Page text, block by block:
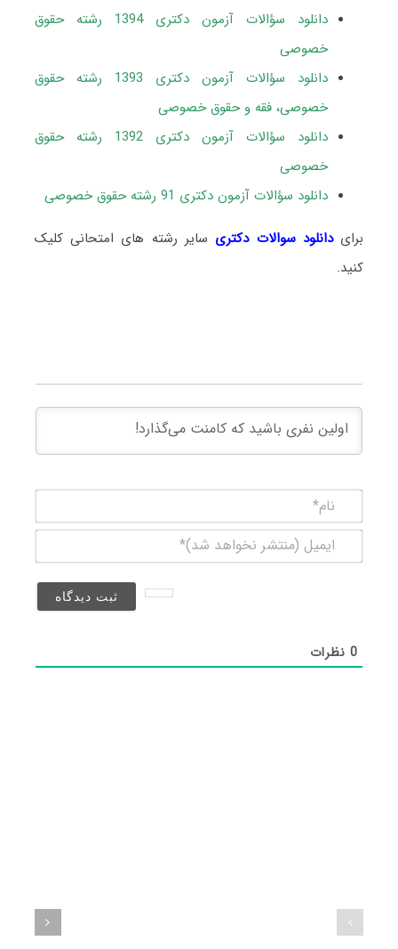
دانلود سؤالات آزمون دکتری 1394 رشته حقوق
خصوصی
دانلود سؤالات آزمون دکتری 1393 رشته حقوق
خصوصی، فقه و حقوق خصوصی
دانلود سؤالات آزمون دکتری 1392 رشته حقوق
خصوصی
دانلود سؤالات آزمون دکتری 91 رشته حقوق خصوصی
برایدانلود سوالات دکتری سایر رشته های امتحانی کلیک
کنید.
(منتشر
0نظرات